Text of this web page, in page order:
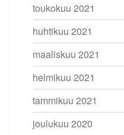
toukokuu 2021
huhtikuu 2021
maaliskuu 2021
helmikuu 2021
tammikuu 2021
joulukuu 2020